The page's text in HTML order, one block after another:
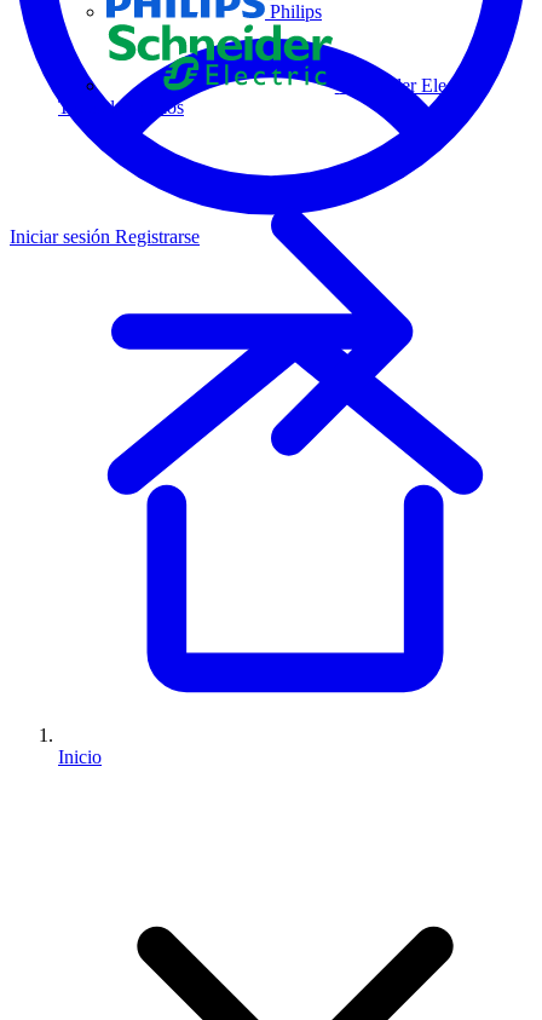
Philips
Schneider Electric
Todos los socios
Iniciar sesión Registrarse
Inicio